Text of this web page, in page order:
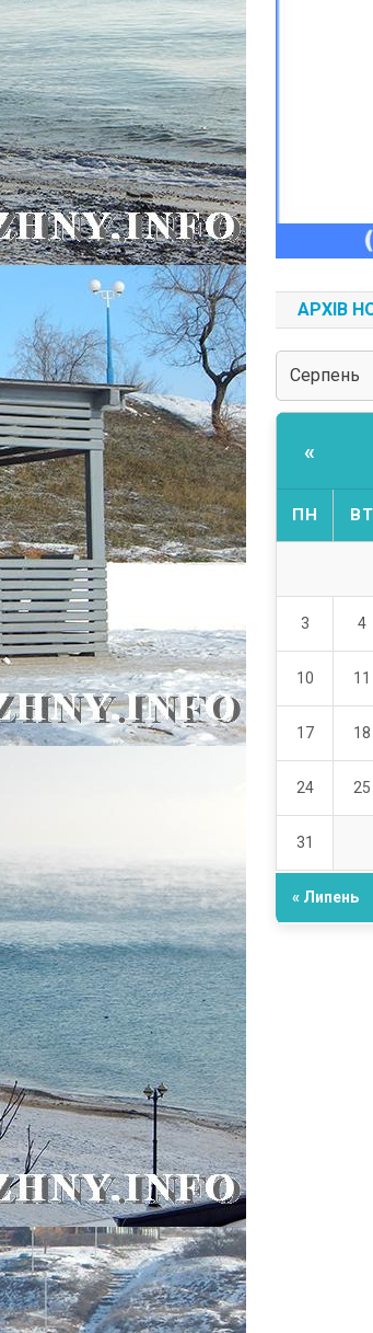
АРХІВ
«
ПН ВТ
3 4
10 11
17 18
24 25
31
« Липень